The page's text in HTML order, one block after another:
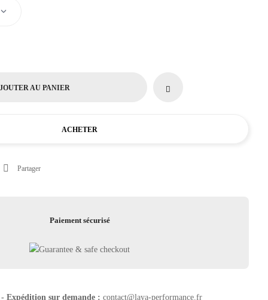
AU PANIER
ACHETER
Partager
Paiement sécurisé
Expédition sur demande : contact@laya-performance.fr